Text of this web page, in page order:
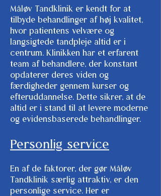
Måløv Tandklinik er kendt for at
tilbyde behandlinger af høj kvalitet,
hvor patientens velvære og
langsigtede tandpleje altid er i
centrum. Klinikken har et erfarent
team af behandlere, der konstant
opdaterer deres viden og
færdigheder gennem kurser og
efteruddannelse. Dette sikrer, at de
altid er i stand til at levere moderne
og evidensbaserede behandlinger.
Personlig service
En af de faktorer, der gør Måløv
Tandklinik særlig attraktiv, er den
personlige service. Her er